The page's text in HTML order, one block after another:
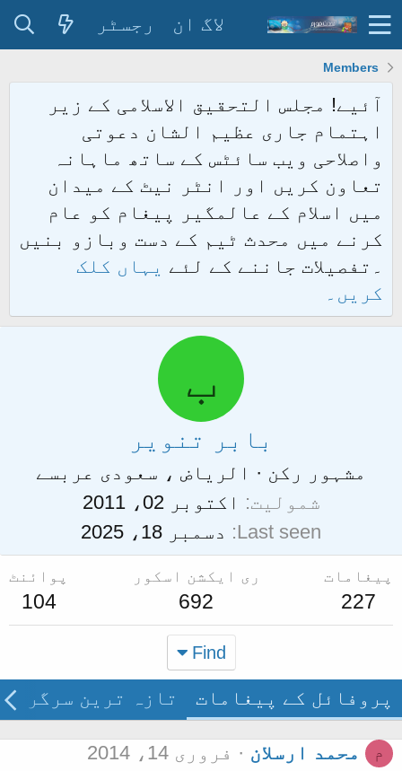
لاگ ان رجسٹر
Members
آئیے! مجلس التحقیق الاسلامی کے زیر
اہتمام جاری عظیم الشان دعوتی
واصلاحی ویب سائٹس کے ساتھ ماہانہ
تعاون کریں اور انٹر نیٹ کے میدان
میں اسلام کے عالمگیر پیغام کو عام
کرنے میں محدث ٹیم کے دست وبازو بنیں
۔تفصیلات جاننے کے لئے یہاں کلک
کریں۔
ب
بابر تنویر
مشہور رکن · الریاض ، سعودی عربسے
شمولیت
اکتوبر 02، 2011
Last seen
دسمبر 18، 2025
پیغامات
227
ری ایکشن اسکور
692
پوائنٹ
104
Find
پروفائل کے پیغامات تازہ ترین سرگرمی
م محمد ارسلان
فروری 14، 2014